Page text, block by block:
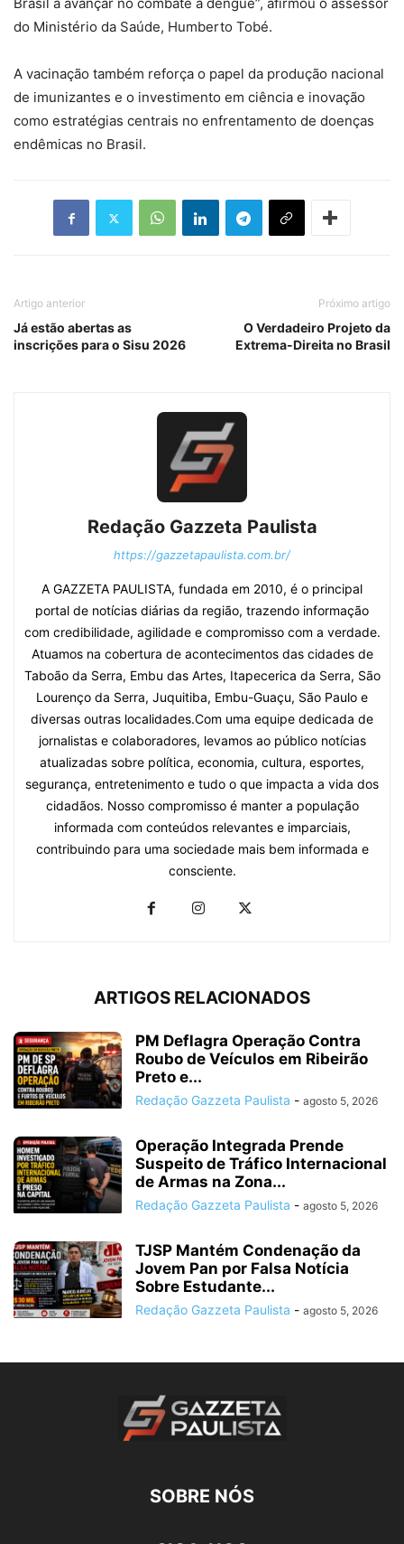
do Ministério da Saúde, Humberto Tobé.
A vacinação também reforça o papel da produção nacional
de imunizantes e o investimento em ciência e inovação
como estratégias centrais no enfrentamento de doenças
endêmicas no Brasil.
Artigo anterior
Já estão abertas as
inscrições para o Sisu 2026
Próximo artigo
O Verdadeiro Projeto da
Extrema-Direita no Brasil
Redação Gazzeta Paulista
https://gazzetapaulista.com.br/
A GAZZETA PAULISTA, fundada em 2010, é o principal
portal de notícias diárias da região, trazendo informação
com credibilidade, agilidade e compromisso com a verdade.
Atuamos na cobertura de acontecimentos das cidades de
Taboão da Serra, Embu das Artes, Itapecerica da Serra, São
Lourenço da Serra, Juquitiba, Embu-Guaçu, São Paulo e
diversas outras localidades.Com uma equipe dedicada de
jornalistas e colaboradores, levamos ao público notícias
atualizadas sobre política, economia, cultura, esportes,
segurança, entretenimento e tudo o que impacta a vida dos
cidadãos. Nosso compromisso é manter a população
informada com conteúdos relevantes e imparciais,
contribuindo para uma sociedade mais bem informada e
consciente.
ARTIGOS RELACIONADOS
PM Deflagra Operação Contra
Roubo de Veículos em Ribeirão
Preto e...
Redação Gazzeta Paulista - agosto 5, 2026
Operação Integrada Prende
Suspeito de Tráfico Internacional
de Armas na Zona...
Redação Gazzeta Paulista - agosto 5, 2026
TJSP Mantém Condenação da
Jovem Pan por Falsa Notícia
Sobre Estudante...
Redação Gazzeta Paulista - agosto 5, 2026
SOBRE NÓS